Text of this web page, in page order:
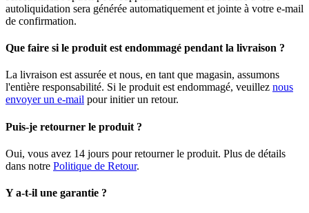
autoliquidation sera générée automatiquement et jointe à votre e-mail
de confirmation.
Que faire si le produit est endommagé pendant la livraison ?
La livraison est assurée et nous, en tant que magasin, assumons
l'entière responsabilité. Si le produit est endommagé, veuillez nous
envoyer un e-mail pour initier un retour.
Puis-je retourner le produit ?
Oui, vous avez 14 jours pour retourner le produit. Plus de détails
dans notre Politique de Retour.
Y a-t-il une garantie ?